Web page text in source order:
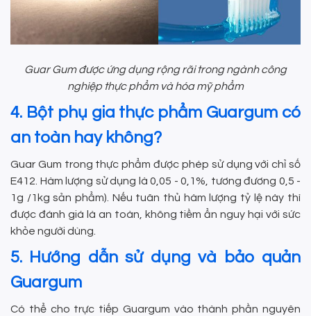
Guar Gum được ứng dụng rộng rãi trong ngành công
nghiệp thực phẩm và hóa mỹ phẩm
4. Bột phụ gia thực phẩm Guargum có
an toàn hay không?
Guar Gum trong thực phẩm được phép sử dụng với chỉ số
E412. Hàm lượng sử dụng là 0,05 - 0,1%, tương đương 0,5 -
1g /1kg sản phẩm). Nếu tuân thủ hàm lượng tỷ lệ này thì
được đánh giá là an toàn, không tiềm ẩn nguy hại với sức
khỏe người dùng.
5. Hướng dẫn sử dụng và bảo quản
Guargum
Có thể cho trực tiếp Guargum vào thành phần nguyên